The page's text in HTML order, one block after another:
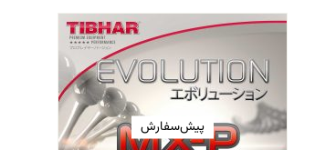
پیش‌سفارش